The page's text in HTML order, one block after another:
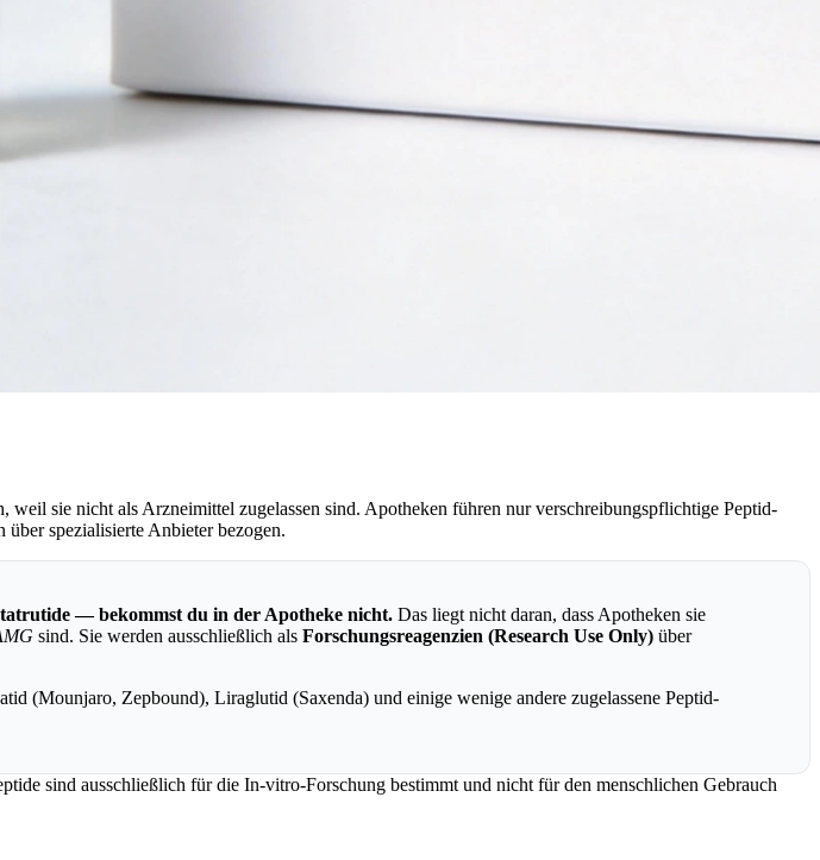
sie nicht als Arzneimittel zugelassen sind. Apotheken führen nur verschreibungspflichtige Peptid-
spezialisierte Anbieter bezogen.
— bekommst du in der Apotheke nicht. Das liegt nicht daran, dass Apotheken sie
sind. Sie werden ausschließlich als Forschungsreagenzien (Research Use Only) über
(Mounjaro, Zepbound), Liraglutid (Saxenda) und einige wenige andere zugelassene Peptid-
sind ausschließlich für die In-vitro-Forschung bestimmt und nicht für den menschlichen Gebrauch